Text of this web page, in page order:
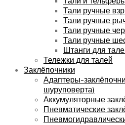
Тали ручные
Тали ручные
Тали ручные
Тали ручные
Штанги для
Тележки для талей
Заклёпочники
Адаптеры-
шуруповерта)
Аккумуляторные
Пневматические